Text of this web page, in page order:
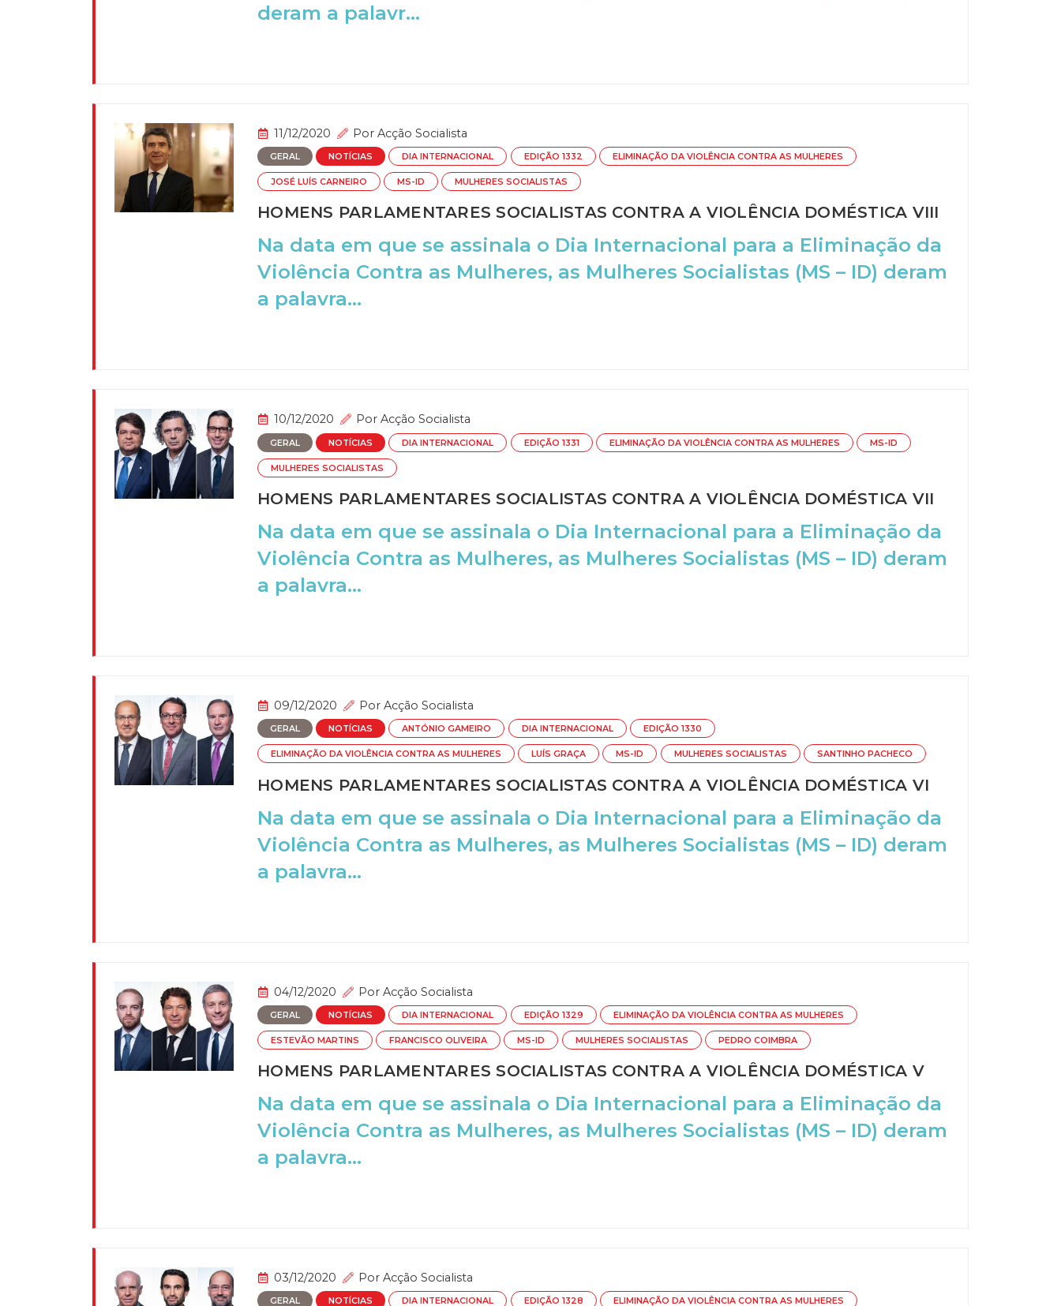
deram a palavr...
11/12/2020 Por Acção Socialista
GERAL NOTÍCIAS DIA INTERNACIONAL EDIÇÃO 1332 ELIMINAÇÃO DA VIOLÊNCIA CONTRA AS MULHERES
JOSÉ LUÍS CARNEIRO MS-ID MULHERES SOCIALISTAS
HOMENS PARLAMENTARES SOCIALISTAS CONTRA A VIOLÊNCIA DOMÉSTICA VIII
Na data em que se assinala o Dia Internacional para a Eliminação da
Violência Contra as Mulheres, as Mulheres Socialistas (MS – ID) deram
a palavra...
10/12/2020 Por Acção Socialista
GERAL NOTÍCIAS DIA INTERNACIONAL EDIÇÃO 1331 ELIMINAÇÃO DA VIOLÊNCIA CONTRA AS MULHERES MS-ID
MULHERES SOCIALISTAS
HOMENS PARLAMENTARES SOCIALISTAS CONTRA A VIOLÊNCIA DOMÉSTICA VII
Na data em que se assinala o Dia Internacional para a Eliminação da
Violência Contra as Mulheres, as Mulheres Socialistas (MS – ID) deram
a palavra...
09/12/2020 Por Acção Socialista
GERAL NOTÍCIAS ANTÓNIO GAMEIRO DIA INTERNACIONAL EDIÇÃO 1330
ELIMINAÇÃO DA VIOLÊNCIA CONTRA AS MULHERES LUÍS GRAÇA MS-ID MULHERES SOCIALISTAS SANTINHO PACHECO
HOMENS PARLAMENTARES SOCIALISTAS CONTRA A VIOLÊNCIA DOMÉSTICA VI
Na data em que se assinala o Dia Internacional para a Eliminação da
Violência Contra as Mulheres, as Mulheres Socialistas (MS – ID) deram
a palavra...
04/12/2020 Por Acção Socialista
GERAL NOTÍCIAS DIA INTERNACIONAL EDIÇÃO 1329 ELIMINAÇÃO DA VIOLÊNCIA CONTRA AS MULHERES
ESTEVÃO MARTINS FRANCISCO OLIVEIRA MS-ID MULHERES SOCIALISTAS PEDRO COIMBRA
HOMENS PARLAMENTARES SOCIALISTAS CONTRA A VIOLÊNCIA DOMÉSTICA V
Na data em que se assinala o Dia Internacional para a Eliminação da
Violência Contra as Mulheres, as Mulheres Socialistas (MS – ID) deram
a palavra...
03/12/2020 Por Acção Socialista
GERAL NOTÍCIAS DIA INTERNACIONAL EDIÇÃO 1328 ELIMINAÇÃO DA VIOLÊNCIA CONTRA AS MULHERES